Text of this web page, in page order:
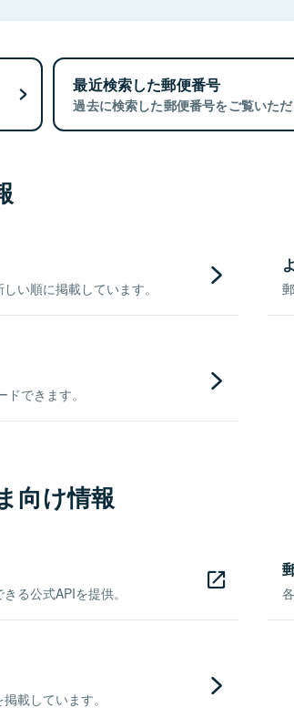
最近検索した郵便番号
過去に検索した郵便番号をご覧いただ
い順に掲載しています。
できます。
向け情報
る公式APIを提供。
載しています。